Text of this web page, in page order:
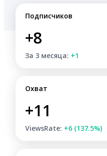
Подписчиков
+8
За 3 месяца: +1
Охват
+11
ViewsRate: +6 (137.5%)